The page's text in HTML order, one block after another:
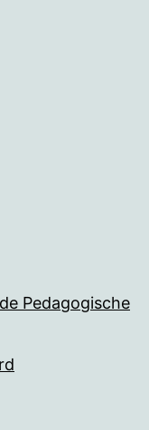
Pedagogische